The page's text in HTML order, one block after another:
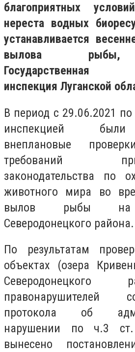
благоприятных
нереста водных
устанавливается
вылова рыбы,
Государственная
инспекция Луганской
В период с 29.06.2021
инспекцией
внеплановые
требований
законодательства по
животного мира во
вылов рыбы на
Северодонецкого района.
По результатам
объектах (озера
правонарушителей
протокола об
нарушении по ч.3
вынесено